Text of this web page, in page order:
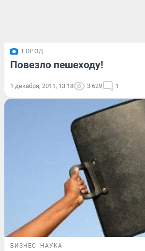
ГОРОД
Повезло пешеходу!
1 декабря, 2011, 13:18 3 629 1
БИЗНЕС НАУКА